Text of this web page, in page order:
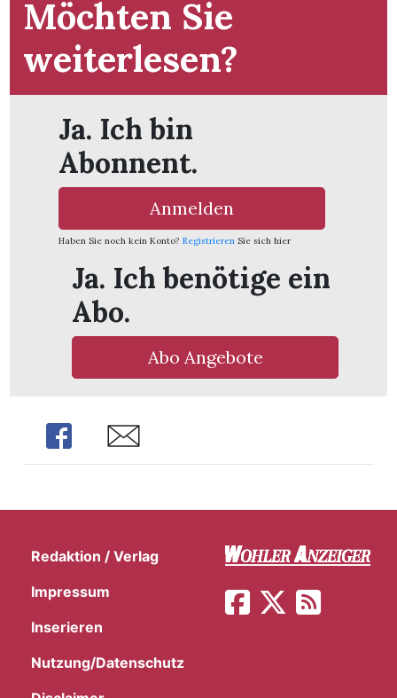
Möchten Sie
weiterlesen?
Ja. Ich bin
Abonnent.
Anmelden
Haben Sie noch kein Konto? Registrieren Sie sich hier
Ja. Ich benötige ein
Abo.
Abo Angebote
Share Share
Redaktion / Verlag
Impressum
Inserieren
Nutzung/Datenschutz